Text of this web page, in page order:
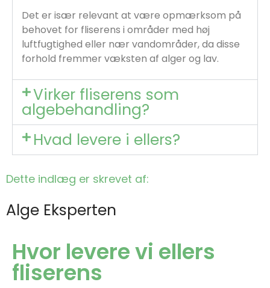
Det er især relevant at være opmærksom på
behovet for fliserens i områder med høj
luftfugtighed eller nær vandområder, da disse
forhold fremmer væksten af alger og lav.
Virker fliserens som
algebehandling?
Hvad levere i ellers?
Dette indlæg er skrevet af:
Alge Eksperten
Hvor levere vi ellers
fliserens